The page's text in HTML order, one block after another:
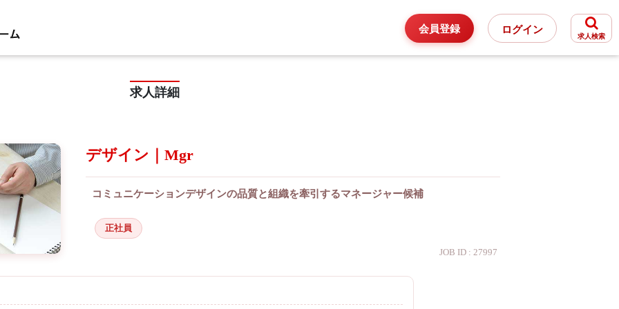
会員登録 ログイン
求人検索
求人詳細
デザイン｜Mgr
コミュニケーションデザインの品質と組織を牽引するマネージャー候補
正社員
JOB ID : 27997